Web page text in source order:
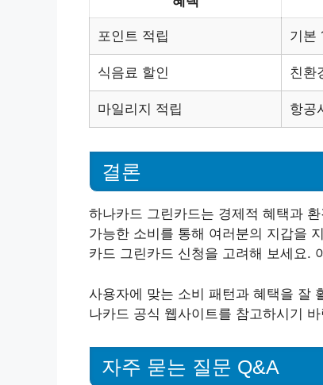
포인트 적립 기본
식음료 할인 친환
마일리지 적립 항공
결론
하나카드 그린카드는 경제적 혜택과
가능한 소비를 통해 여러분의 지갑을
카드 그린카드 신청을 고려해 보세요.
사용자에 맞는 소비 패턴과 혜택을 잘
나카드 공식 웹사이트를 참고하시기
자주 묻는 질문 Q&A